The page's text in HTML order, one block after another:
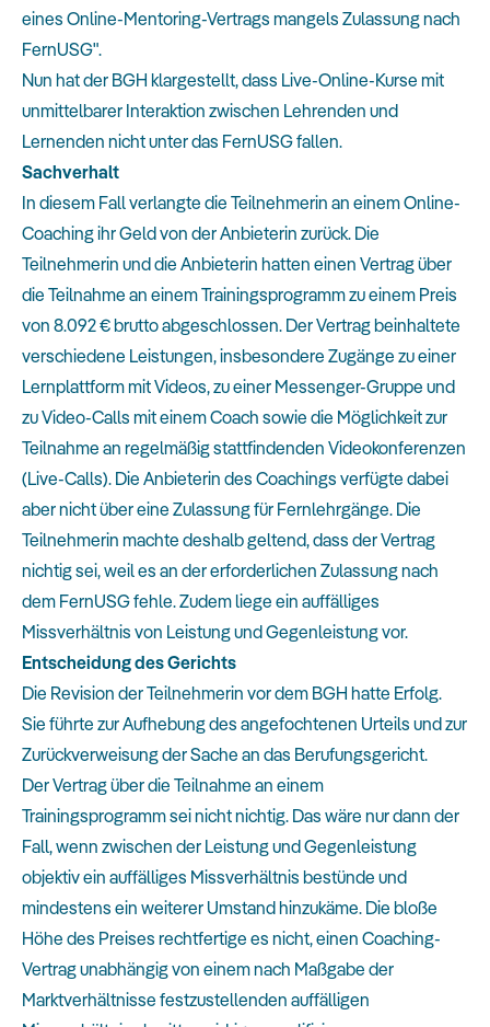
eines Online-Mentoring-Vertrags mangels Zulassung nach
FernUSG".
Nun hat der BGH klargestellt, dass Live-Online-Kurse mit
unmittelbarer Interaktion zwischen Lehrenden und
Lernenden nicht unter das FernUSG fallen.
Sachverhalt
In diesem Fall verlangte die Teilnehmerin an einem Online-
Coaching ihr Geld von der Anbieterin zurück. Die
Teilnehmerin und die Anbieterin hatten einen Vertrag über
die Teilnahme an einem Trainingsprogramm zu einem Preis
von 8.092 € brutto abgeschlossen. Der Vertrag beinhaltete
verschiedene Leistungen, insbesondere Zugänge zu einer
Lernplattform mit Videos, zu einer Messenger-Gruppe und
zu Video-Calls mit einem Coach sowie die Möglichkeit zur
Teilnahme an regelmäßig stattfindenden Videokonferenzen
(Live-Calls). Die Anbieterin des Coachings verfügte dabei
aber nicht über eine Zulassung für Fernlehrgänge. Die
Teilnehmerin machte deshalb geltend, dass der Vertrag
nichtig sei, weil es an der erforderlichen Zulassung nach
dem FernUSG fehle. Zudem liege ein auffälliges
Missverhältnis von Leistung und Gegenleistung vor.
Entscheidung des Gerichts
Die Revision der Teilnehmerin vor dem BGH hatte Erfolg.
Sie führte zur Aufhebung des angefochtenen Urteils und zur
Zurückverweisung der Sache an das Berufungsgericht.
Der Vertrag über die Teilnahme an einem
Trainingsprogramm sei nicht nichtig. Das wäre nur dann der
Fall, wenn zwischen der Leistung und Gegenleistung
objektiv ein auffälliges Missverhältnis bestünde und
mindestens ein weiterer Umstand hinzukäme. Die bloße
Höhe des Preises rechtfertige es nicht, einen Coaching-
Vertrag unabhängig von einem nach Maßgabe der
Marktverhältnisse festzustellenden auffälligen